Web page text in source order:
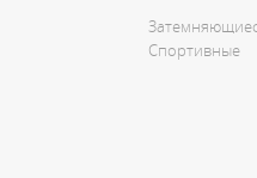
Спортивные